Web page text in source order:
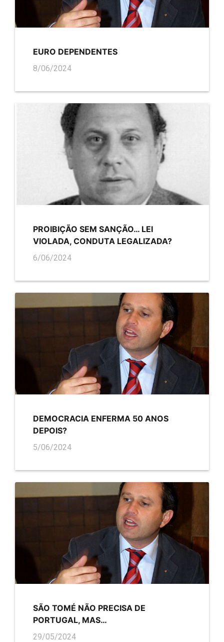
EURO DEPENDENTES
8/06/2024
PROIBIÇÃO SEM SANÇÃO… LEI
VIOLADA, CONDUTA LEGALIZADA?
6/06/2024
DEMOCRACIA ENFERMA 50 ANOS
DEPOIS?
5/06/2024
SÃO TOMÉ NÃO PRECISA DE
PORTUGAL, MAS…
29/05/2024